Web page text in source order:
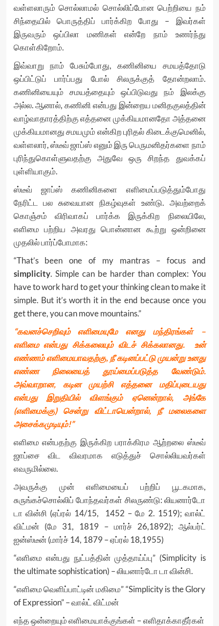
வள்ளலாரும் சொல்லாமல் சொல்லிப்போன பெற்றியை நம்
சிந்தையில் பொருத்திப் பார்க்கிற போது – இவர்கள்
இருவரும் ஒப்பிலா மணிகள் என்றே நாம் உணர்ந்து
கொள்கிறோம்.
இவ்வாறு நாம் பேசும்போது, கணினியை சமயத்தோடு
ஒப்பிட்டுப் பார்ப்பது போல் சிலருக்குத் தோன்றலாம்.
கணினியையும் சமயத்தையும் ஒப்பிடுவது நம் இலக்கு
அல்ல. ஆனால், கணினி என்பது இன்றைய மனிதகுலத்தின்
வாழ்வாதாரத்திற்கு எத்தனை முக்கியமானதோ அத்தனை
முக்கியமானது சமயமும் என்கிற புரிதல் கிடைக்குமெனில்,
வள்ளலார், ஸ்டீவ் ஜாப்ஸ் எனும் இரு பெருமனிதர்களை நாம்
புரிந்துகொள்ளுவதற்கு அதுவே ஒரு சிறந்த துவக்கப்
புள்ளியாகும்.
ஸ்டீவ் ஜாப்ஸ் கணினிகளை எளிமைப்படுத்தும்போது
நேரிட்ட பல சுவையான நிகழ்வுகள் உண்டு. அவற்றைக்
கொஞ்சம் விரிவாகப் பார்க்க இருக்கிற நிலையிலே,
எளிமை பற்றிய அவரது பொன்னான கூற்று ஒன்றினை
முதலில் பார்ப்போமாக:
“That’s been one of my mantras – focus and
simplicity. Simple can be harder than complex: You
have to work hard to get your thinking clean to make it
simple. But it’s worth it in the end because once you
get there, you can move mountains.”
“கவனச்செறிவும் எளிமையுமே எனது மந்திரங்கள் –
எளிமை என்பது சிக்கலையும் விடச் சிக்கலானது. உன்
எண்ணம் எளிமையாவதற்கு, நீ கடினப்பட்டு முயன்று உனது
எண்ண நிலையைத் தூய்மைப்படுத்த வேண்டும்.
அவ்வாறான, கடின முயற்சி எத்தனை மதிப்புடையது
என்பது இறுதியில் விளங்கும் ஏனென்றால், அங்கே
(எளிமைக்கு) சென்று விட்டாயென்றால், நீ மலைகளை
அசைக்கமுடியும்!”
எளிமை என்பதற்கு இருக்கிற பராக்கிரம ஆற்றலை ஸ்டீவ்
ஜாப்சை விட விவரமாக எடுத்துச் சொல்லியவர்கள்
எவருமில்லை.
அவருக்கு முன் எளிமையைப் பற்றிப் பூடகமாக,
சுருங்கச்சொல்லிப் போந்தவர்கள் சிலருண்டு: லியனார்டோ
டா வின்சி (ஏப்ரல் 14/15, 1452 – மே 2. 1519); வால்ட்
விட்மன் (மே 31, 1819 – மார்ச் 26,1892); ஆல்பர்ட்
ஐன்ஸ்டீன் (மார்ச் 14, 1879 – ஏப்ரல் 18,1955)
“எளிமை என்பது நுட்பத்தின் முத்தாய்ப்பு” (Simplicity is
the ultimate sophistication) – லியனார்டோ டா வின்சி.
“எளிமை வெளிப்பாட்டின் மகிமை” “Simplicity is the Glory
of Expression” – வால்ட் விட்மன்
எந்த ஒன்றையும் எளிமையாக்குங்கள் – எளிதாக்காதீர்கள்